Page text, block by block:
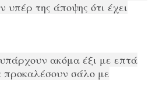
υπέρ της άποψης ότι έχει
ακόμα έξι με επτά
προκαλέσουν σάλο με